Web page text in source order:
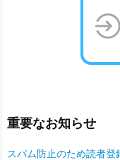
重要なお知らせ
スパム防止のため読者